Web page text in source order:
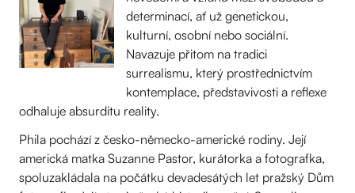
determinací, ať už genetickou,
kulturní, osobní nebo sociální.
Navazuje přitom na tradici
surrealismu, který prostřednictvím
kontemplace, představivosti a reflexe
odhaluje absurditu reality.
Phila pochází z česko-německo-americké rodiny. Její
americká matka Suzanne Pastor, kurátorka a fotografka,
spoluzakládala na počátku devadesátých let pražský Dům